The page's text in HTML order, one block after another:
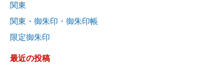
関東
関東・御朱印・御朱印帳
限定御朱印
最近の投稿